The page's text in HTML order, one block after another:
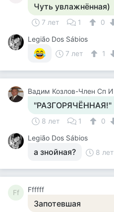
Чуть увлажнённая)
7 лет 1
0
Legião Dos Sábios
7 лет
1
"РАЗГОРЯЧЁННАЯ!"
8 лет 1
0
Legião Dos Sábios
а знойная? 8 лет
Ff Ffffff
Запотевшая